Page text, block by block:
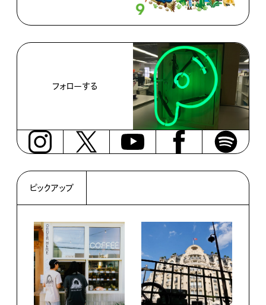
フォローする
ピックアップ